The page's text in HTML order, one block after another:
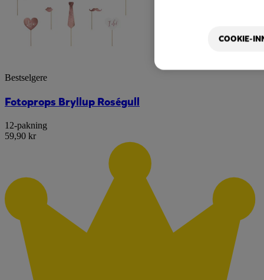
Bestselgere
Fotoprops Bryllup Roségull
12-pakning
59,90 kr
COOKIE-